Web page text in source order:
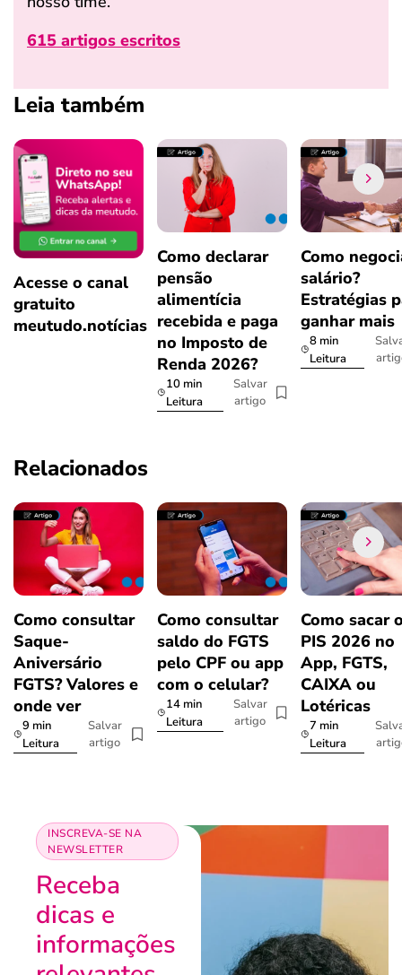
615 artigos escritos
Leia também
Acesse o canal
gratuito
meutudo.notícias
Como declarar
pensão
alimentícia
recebida e paga
no Imposto de
Renda 2026?
10 min
Leitura
Salvar
artigo
Como
salário?
Estratégias
ganhar mais
8 min
Leitura
Relacionados
Como consultar
Saque-
Aniversário
FGTS? Valores e
onde ver
9 min
Leitura
Salvar
artigo
Como consultar
saldo do FGTS
pelo CPF ou app
com o celular?
14 min
Leitura
Salvar
artigo
Como sacar
PIS 2026 no
App, FGTS,
CAIXA ou
Lotéricas
7 min
Leitura
INSCREVA-SE NA
NEWSLETTER
Receba
dicas e
informações